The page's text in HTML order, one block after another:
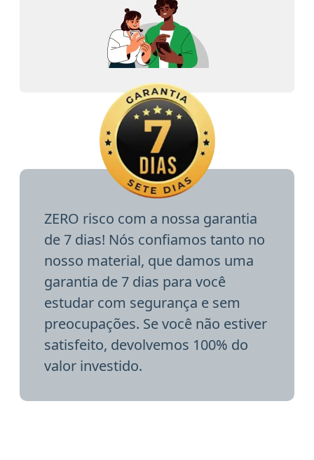
ZERO risco com a nossa garantia
de 7 dias! Nós confiamos tanto no
nosso material, que damos uma
garantia de 7 dias para você
estudar com segurança e sem
preocupações. Se você não estiver
satisfeito, devolvemos 100% do
valor investido.